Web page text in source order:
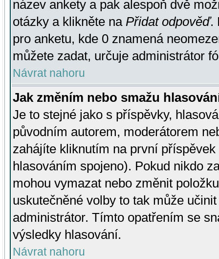
název ankety a pak alespoň dvě
otázky a klikněte na Přidat odpověď.
pro anketu, kde 0 znamená
můžete zadat, určuje administrátor
Návrat nahoru
Jak změním nebo smažu
Je to stejné jako s příspěvky,
původním autorem, moderátorem
zahájíte kliknutím na první
hlasováním spojeno). Pokud nikdo
mohou vymazat nebo změnit
uskutečněné volby to tak může
administrátor. Tímto opatřením se
výsledky hlasování.
Návrat nahoru